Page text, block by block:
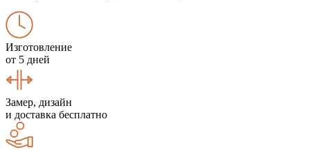
Изготовление
от 5 дней
Замер, дизайн
и доставка бесплатно